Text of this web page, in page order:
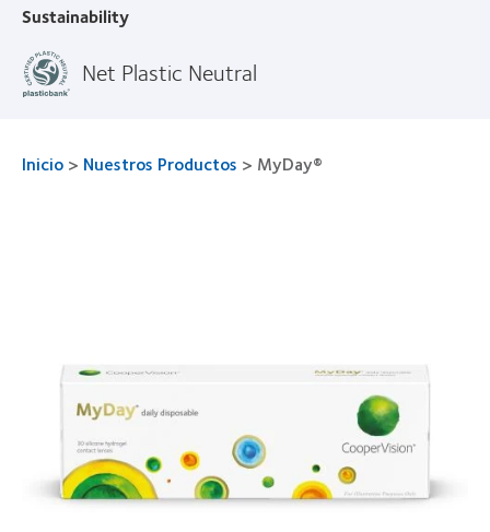
Sustainability
Net Plastic Neutral
Inicio > Nuestros Productos > MyDay®